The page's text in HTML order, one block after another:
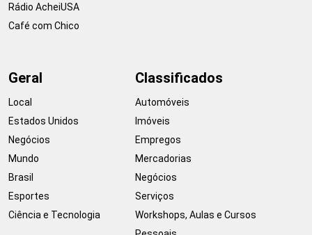
Rádio AcheiUSA
Café com Chico
Geral
Local
Estados Unidos
Negócios
Mundo
Brasil
Esportes
Ciência e Tecnologia
Classificados
Automóveis
Imóveis
Empregos
Mercadorias
Negócios
Serviços
Workshops, Aulas e Cursos